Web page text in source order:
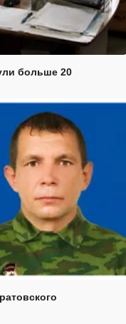
больше 20